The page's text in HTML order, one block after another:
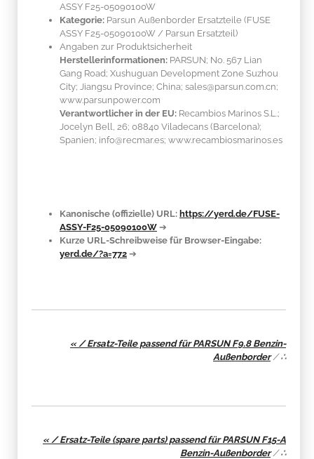
ASSY F25-05090100W
Kategorie: Parsun Außenborder Ersatzteile (FUSE
ASSY F25-05090100W / Parsun Ersatzteil)
Angaben zur Produktsicherheit
Herstellerinformationen: PARSUN; No. 567 Lian
Gang Road; Xushuguan Development Zone Suzhou
City; Jiangsu Province; China; sales@parsun.com.cn;
www.parsunpower.com
Verantwortlicher in der EU: Recambios Marinos S.L.;
Jocelyn Bell, 26; 08840 Viladecans (Barcelona);
Spanien; info@recmar.es; www.recambiosmarinos.es
Kanonische (offizielle) URL: https://yerd.de/FUSE-
ASSY-F25-05090100W ➔
Kurze URL-Schreibweise für Browser-Eingabe:
yerd.de/?a=772 ➔
« / Ersatz-Teile passend für PARSUN F9.8 Benzin-
Außenborder/∴
« / Ersatz-Teile (spare parts) passend für PARSUN F15-A
Benzin-Außenborder/∴